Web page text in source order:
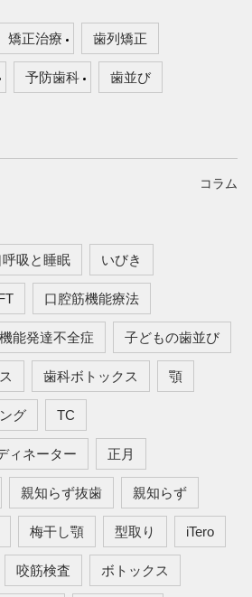
矯正治療 歯列矯正
予防歯科 歯並び
コラム
呼吸と睡眠 いびき
口腔筋機能療法
能発達不全症 子どもの歯並び
歯科ボトックス 顎
グ TC
ィネーター 正月
親知らず抜歯 親知らず
梅干し顎 型取り iTero
咬筋検査 ボトックス